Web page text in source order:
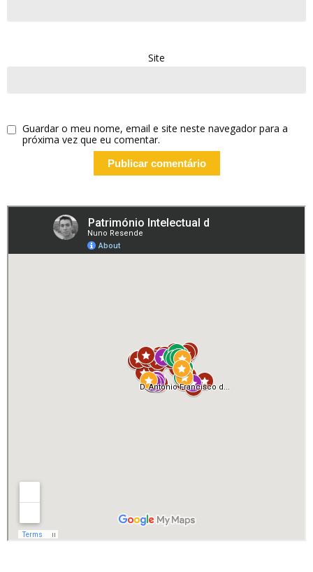
Site
Guardar o meu nome, email e site neste navegador para a
próxima vez que eu comentar.